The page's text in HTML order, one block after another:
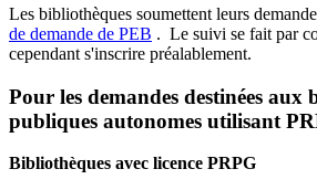
Les bibliothèques soumettent leurs
de demande de PEB . Le suivi se fait par
cependant s'inscrire préalablement.
Pour les demandes destinées aux
publiques autonomes utilisant
Bibliothèques avec licence PRPG